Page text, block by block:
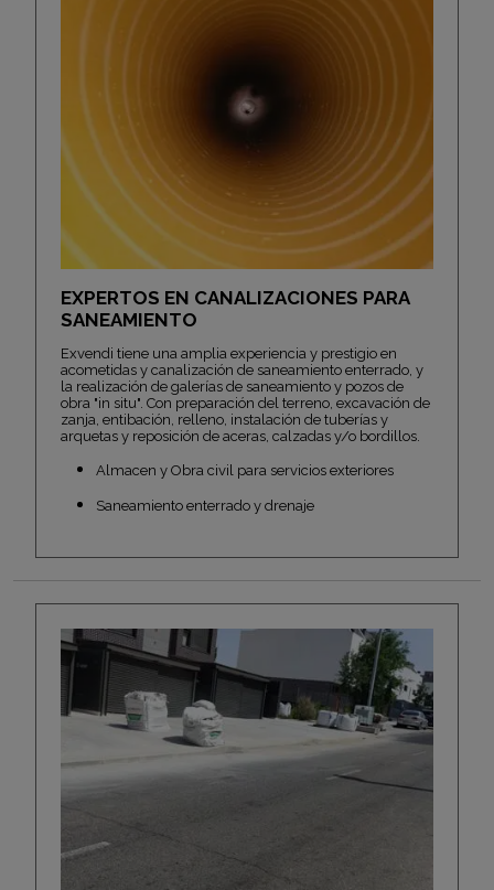
EXPERTOS EN CANALIZACIONES PARA
SANEAMIENTO
Exvendi tiene una amplia experiencia y prestigio en
acometidas y canalización de saneamiento enterrado, y
la realización de galerías de saneamiento y pozos de
obra "in situ". Con preparación del terreno, excavación de
zanja, entibación, relleno, instalación de tuberías y
arquetas y reposición de aceras, calzadas y/o bordillos.
Almacen y Obra civil para servicios exteriores
Saneamiento enterrado y drenaje